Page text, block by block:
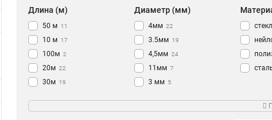
Длина (м)
50 м 11
10 м 17
100м 2
20м 22
30м 19
Диаметр (мм)
4мм 22
3.5мм 19
4,5мм 24
11мм 7
3 мм 5
нет 75 Протяжка для кабеля 89